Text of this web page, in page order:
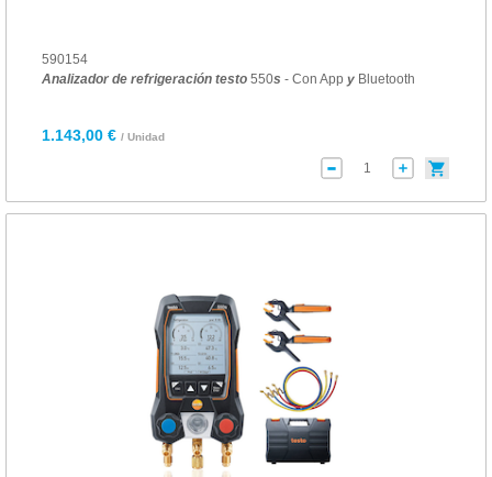
590154
Analizador de refrigeración testo550s - Con App yBluetooth
1.143,00 € / Unidad